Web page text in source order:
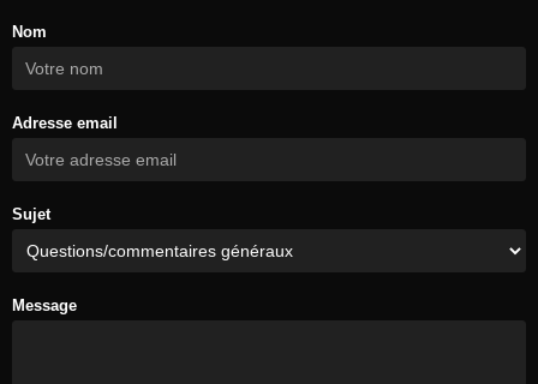
Nom
Adresse email
Sujet
Message